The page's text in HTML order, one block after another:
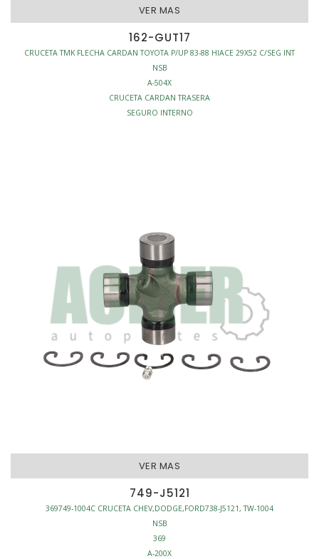
VER MAS
162-GUT17
CRUCETA TMK FLECHA CARDAN TOYOTA P/UP 83-88 HIACE 29X52 C/SEG INT
NSB
A-504X
CRUCETA CARDAN TRASERA
SEGURO INTERNO
VER MAS
749-J5121
369749-1004C CRUCETA CHEV,DODGE,FORD738-J5121, TW-1004
NSB
369
A-200X